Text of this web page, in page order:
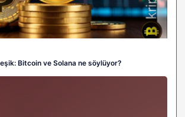
Bitcoin ve Solana ne söylüyor?